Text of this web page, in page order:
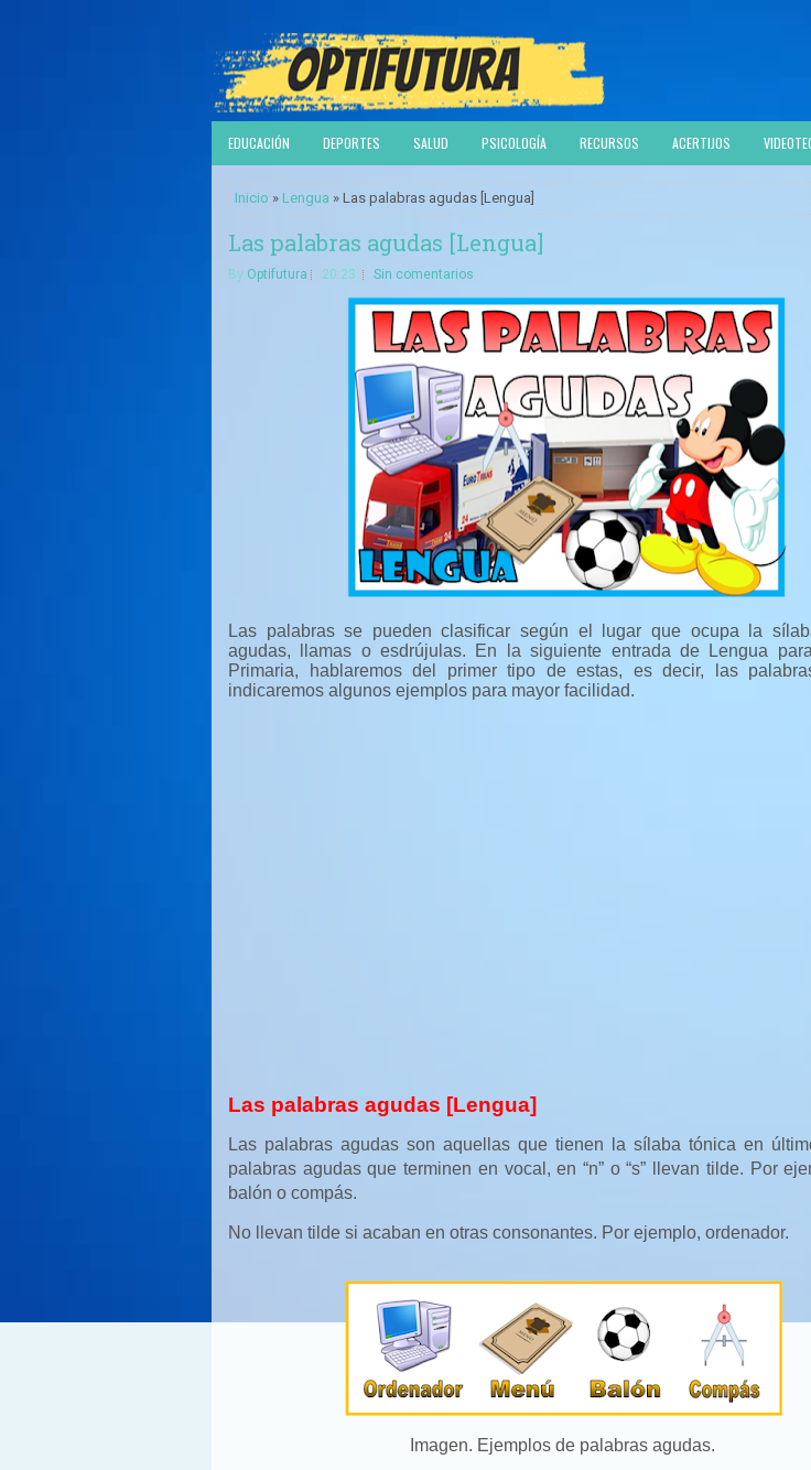
EDUCACIÓN DEPORTES SALUD PSICOLOGÍA RECURSOS ACERTIJOS
Inicio » Lengua » Las palabras agudas [Lengua]
Las palabras agudas [Lengua]
By Optifutura 20:23 Sin comentarios
Las palabras se pueden clasificar según el lugar que ocupa la
agudas, llamas o esdrújulas. En la siguiente entrada de Lengua
Primaria, hablaremos del primer tipo de estas, es decir, las
indicaremos algunos ejemplos para mayor facilidad.
Las palabras agudas [Lengua]
Las palabras agudas son aquellas que tienen la sílaba tónica en
palabras agudas que terminen en vocal, en “n” o “s” llevan tilde. Por
balón o compás.
No llevan tilde si acaban en otras consonantes. Por ejemplo, ordenador.
Imagen. Ejemplos de palabras agudas.